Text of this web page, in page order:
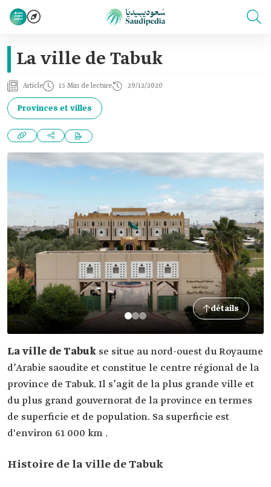
La ville de Tabuk
Article 15 Min de lecture 29/12/2020
Provinces et villes
détails
La ville de Tabuk se situe au nord-ouest du Royaume
d’Arabie saoudite et constitue le centre régional de la
province de Tabuk. Il s’agit de la plus grande ville et
du plus grand gouvernorat de la province en termes
de superficie et de population. Sa superficie est
d'environ 61 000 km .
Histoire de la ville de Tabuk